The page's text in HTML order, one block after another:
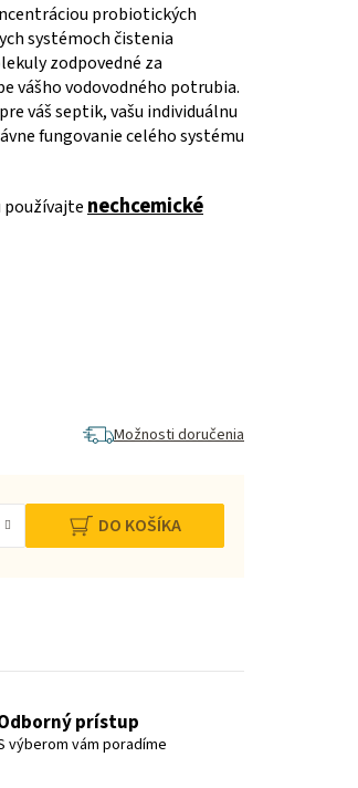
probiotických
systémoch čistenia
zodpovedné za
vášho vodovodného potrubia.
váš septik, vašu individuálnu
fungovanie celého systému
používajte nechcemické
Možnosti doručenia
DO KOŠÍKA
prístup
výberom vám poradíme